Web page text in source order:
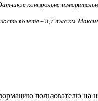
контрольно-
полета – 3,7 тыс км.
пользователю на